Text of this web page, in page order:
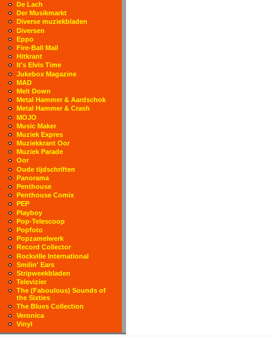
De Lach
Der Musikmarkt
Diverse muziekbladen
Diversen
Eppo
Fire-Ball Mail
Hitkrant
It's Elvis Time
Jukebox Magazine
MAD
Melt Down
Metal Hammer & Aardschok
Metal Hammer & Crash
MOJO
Music Maker
Muziek Expres
Muziekkrant Oor
Muziek Parade
Oor
Oude tijdschriften
Panorama
Penthouse
Penthouse Comix
PEP
Playboy
Pop-Telescoop
Popfoto
Popzamelwerk
Record Collector
Rockville International
Smilin' Ears
Stripweekbladen
Televizier
The (Faboulous) Sounds of
the Sixties
The Blues Collection
Veronica
Vinyl